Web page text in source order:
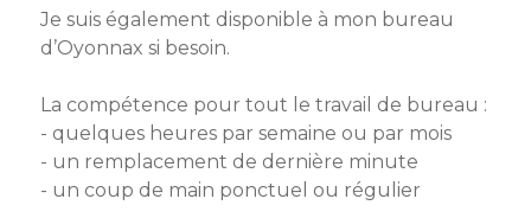
sportif
inter-
entreprises
Semaine
Bâtiment
Services
Je suis également disponible à mon bureau
d’Oyonnax si besoin.
La compétence pour tout le travail de bureau :
- quelques heures par semaine ou par mois
- un remplacement de dernière minute
- un coup de main ponctuel ou régulier